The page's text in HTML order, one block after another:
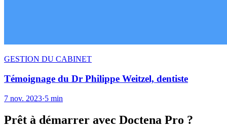
GESTION DU CABINET
Témoignage du Dr Philippe Weitzel, dentiste
7 nov. 2023·5 min
Prêt à démarrer avec Doctena Pro ?